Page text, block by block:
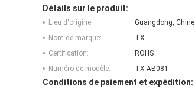
Détails sur le produit:
Lieu d'origine:
Guangdong, Chine
Nom de marque:
TX
Certification:
ROHS
Numéro de modèle:
TX-AB081
Conditions de paiement et expédition: